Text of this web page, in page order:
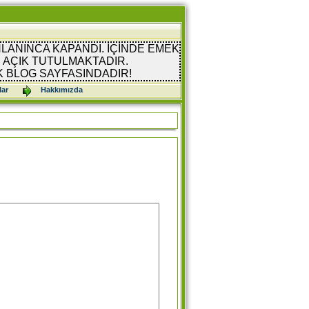
KAPANDI. İÇİNDE EMEK
TUTULMAKTADIR.
BLOG SAYFASINDADIR!
Hakkımızda